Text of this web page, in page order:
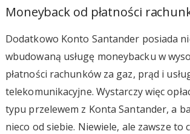
Moneyback od płatności
Dodatkowo Konto Santander posiada
wbudowaną usługę moneybacku w
płatności rachunków za gaz, prąd i
telekomunikacyjne. Wystarczy więc
typu przelewem z Konta Santander, a
nieco od siebie. Niewiele, ale zawsze to